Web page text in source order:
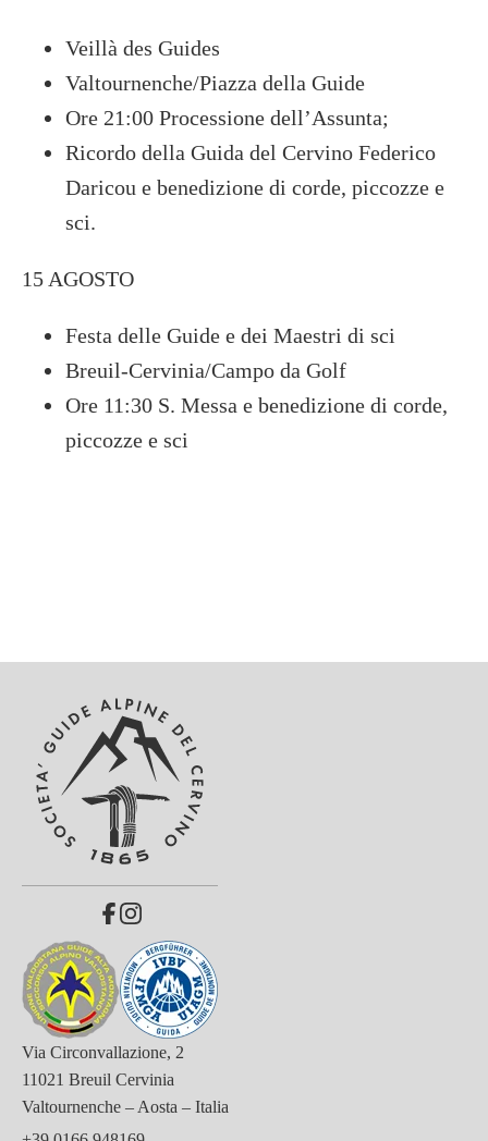
Veillà des Guides
Valtournenche/Piazza della Guide
Ore 21:00 Processione dell’Assunta;
Ricordo della Guida del Cervino Federico
Daricou e benedizione di corde, piccozze e
sci.
15 AGOSTO
Festa delle Guide e dei Maestri di sci
Breuil-Cervinia/Campo da Golf
Ore 11:30 S. Messa e benedizione di corde,
piccozze e sci
Via Circonvallazione, 2
11021 Breuil Cervinia
Valtournenche – Aosta – Italia